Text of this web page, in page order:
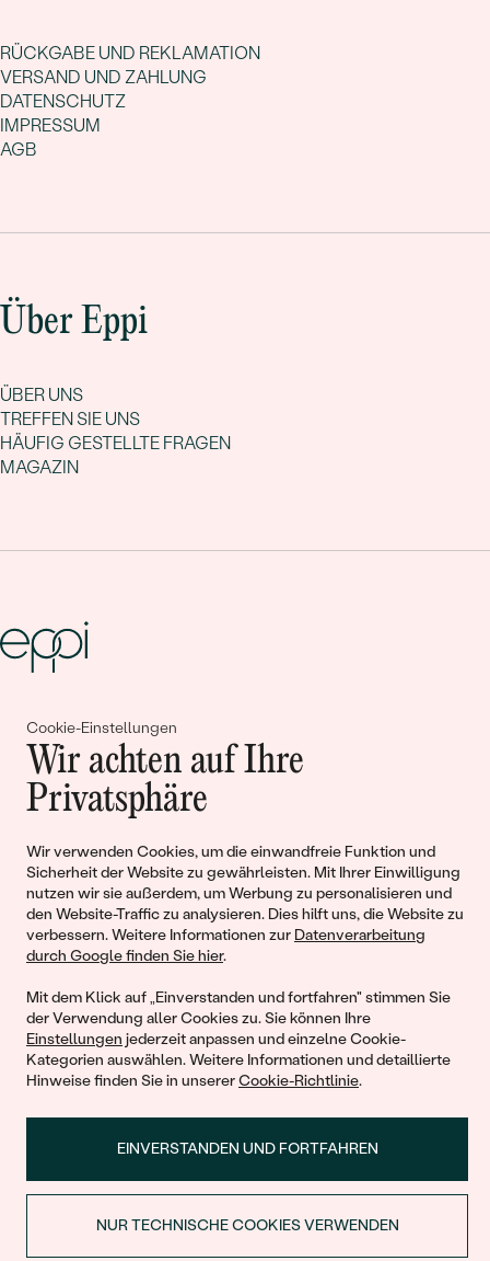
Cookie-Einstellungen
Wir achten auf Ihre
Privatsphäre
Wir verwenden Cookies, um die einwandfreie Funktion und
Sicherheit der Website zu gewährleisten. Mit Ihrer Einwilligung
nutzen wir sie außerdem, um Werbung zu personalisieren und
den Website-Traffic zu analysieren. Dies hilft uns, die Website zu
verbessern. Weitere Informationen zur Datenverarbeitung
durch Google finden Sie hier.
Mit dem Klick auf „Einverstanden und fortfahren" stimmen Sie
der Verwendung aller Cookies zu. Sie können Ihre
Einstellungen jederzeit anpassen und einzelne Cookie-
Kategorien auswählen. Weitere Informationen und detaillierte
Hinweise finden Sie in unsererCookie-Richtlinie.
EINVERSTANDEN UND FORTFAHREN
NUR TECHNISCHE COOKIES VERWENDEN
RÜCKGABE UND REKLAMATION
VERSAND UND ZAHLUNG
DATENSCHUTZ
IMPRESSUM
AGB
Über Eppi
ÜBER UNS
TREFFEN SIE UNS
HÄUFIG GESTELLTE FRAGEN
MAGAZIN
Gemeinsam erschaffen wir
Geschichten von Schönheit und
Liebe
Begleiten Sie uns!
© 2011 - 2026, Eppi.de